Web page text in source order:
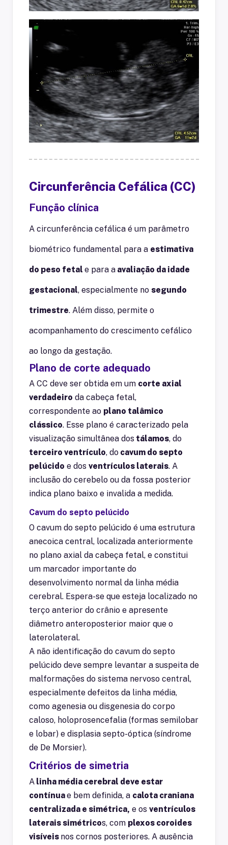
Circunferência Cefálica (CC)
Função clínica
A circunferência cefálica é um parâmetro
biométrico fundamental para a estimativa
do peso fetal e para a avaliação da idade
gestacional, especialmente no segundo
trimestre. Além disso, permite o
acompanhamento do crescimento cefálico
ao longo da gestação.
Plano de corte adequado
A CC deve ser obtida em um corte axial
verdadeiro da cabeça fetal,
correspondente ao plano talâmico
clássico. Esse plano é caracterizado pela
visualização simultânea dos tálamos, do
terceiro ventrículo, do cavum do septo
pelúcido e dos ventrículos laterais. A
inclusão do cerebelo ou da fossa posterior
indica plano baixo e invalida a medida.
Cavum do septo pelúcido
O cavum do septo pelúcido é uma estrutura
anecoica central, localizada anteriormente
no plano axial da cabeça fetal, e constitui
um marcador importante do
desenvolvimento normal da linha média
cerebral. Espera-se que esteja localizado no
terço anterior do crânio e apresente
diâmetro anteroposterior maior que o
laterolateral.
A não identificação do cavum do septo
pelúcido deve sempre levantar a suspeita de
malformações do sistema nervoso central,
especialmente defeitos da linha média,
como agenesia ou disgenesia do corpo
caloso, holoprosencefalia (formas semilobar
e lobar) e displasia septo-óptica (síndrome
de De Morsier).
Critérios de simetria
A linha média cerebral deve estar
contínuae bem definida, a calota craniana
centralizada e simétrica, e os ventrículos
laterais simétricos, com plexos coroides
visíveis nos cornos posteriores. A ausência